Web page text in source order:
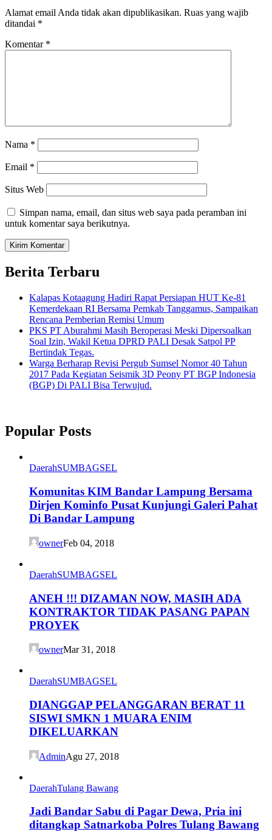
Alamat email Anda tidak akan dipublikasikan. Ruas yang wajib
ditandai *
Komentar *
Nama *
Email *
Situs Web
Simpan nama, email, dan situs web saya pada peramban ini
untuk komentar saya berikutnya.
Berita Terbaru
Kalapas Kotaagung Hadiri Rapat Persiapan HUT Ke-81
Kemerdekaan RI Bersama Pemkab Tanggamus, Sampaikan
Rencana Pemberian Remisi Umum
PKS PT Aburahmi Masih Beroperasi Meski Dipersoalkan
Soal Izin, Wakil Ketua DPRD PALI Desak Satpol PP
Bertindak Tegas.
Warga Berharap Revisi Pergub Sumsel Nomor 40 Tahun
2017 Pada Kegiatan Seismik 3D Peony PT BGP Indonesia
(BGP) Di PALI Bisa Terwujud.
Popular Posts
DaerahSUMBAGSEL
Komunitas KIM Bandar Lampung Bersama
Dirjen Kominfo Pusat Kunjungi Galeri Pahat
Di Bandar Lampung
ownerFeb 04, 2018
DaerahSUMBAGSEL
ANEH !!! DIZAMAN NOW, MASIH ADA
KONTRAKTOR TIDAK PASANG PAPAN
PROYEK
ownerMar 31, 2018
DaerahSUMBAGSEL
DIANGGAP PELANGGARAN BERAT 11
SISWI SMKN 1 MUARA ENIM
DIKELUARKAN
AdminAgu 27, 2018
DaerahTulang Bawang
Jadi Bandar Sabu di Pagar Dewa, Pria ini
ditangkap Satnarkoba Polres Tulang Bawang